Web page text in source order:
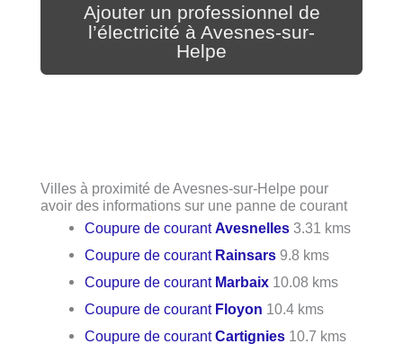
Ajouter un professionnel de
l’électricité à Avesnes-sur-
Helpe
Villes à proximité de Avesnes-sur-Helpe pour
avoir des informations sur une panne de courant
Coupure de courant Avesnelles 3.31 kms
Coupure de courant Rainsars 9.8 kms
Coupure de courant Marbaix 10.08 kms
Coupure de courant Floyon 10.4 kms
Coupure de courantCartignies 10.7 kms